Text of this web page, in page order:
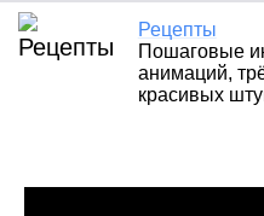
Рецепты
Пошаговые
анимаций,
красивых